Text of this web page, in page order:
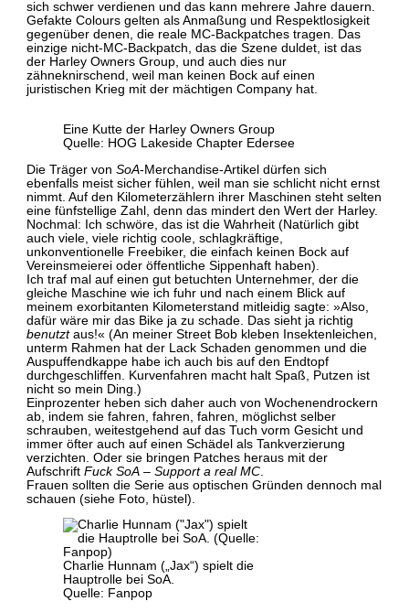
sich schwer verdienen und das kann mehrere Jahre dauern.
Gefakte Colours gelten als Anmaßung und Respektlosigkeit
gegenüber denen, die reale MC-Backpatches tragen. Das
einzige nicht-MC-Backpatch, das die Szene duldet, ist das
der Harley Owners Group, und auch dies nur
zähneknirschend, weil man keinen Bock auf einen
juristischen Krieg mit der mächtigen Company hat.
Eine Kutte der Harley Owners Group
Quelle: HOG Lakeside Chapter Edersee
Die Träger von SoA-Merchandise-Artikel dürfen sich
ebenfalls meist sicher fühlen, weil man sie schlicht nicht ernst
nimmt. Auf den Kilometerzählern ihrer Maschinen steht selten
eine fünfstellige Zahl, denn das mindert den Wert der Harley.
Nochmal: Ich schwöre, das ist die Wahrheit (Natürlich gibt
auch viele, viele richtig coole, schlagkräftige,
unkonventionelle Freebiker, die einfach keinen Bock auf
Vereinsmeierei oder öffentliche Sippenhaft haben).
Ich traf mal auf einen gut betuchten Unternehmer, der die
gleiche Maschine wie ich fuhr und nach einem Blick auf
meinem exorbitanten Kilometerstand mitleidig sagte: »Also,
dafür wäre mir das Bike ja zu schade. Das sieht ja richtig
benutztaus!« (An meiner Street Bob kleben Insektenleichen,
unterm Rahmen hat der Lack Schaden genommen und die
Auspuffendkappe habe ich auch bis auf den Endtopf
durchgeschliffen. Kurvenfahren macht halt Spaß, Putzen ist
nicht so mein Ding.)
Einprozenter heben sich daher auch von Wochenendrockern
ab, indem sie fahren, fahren, fahren, möglichst selber
schrauben, weitestgehend auf das Tuch vorm Gesicht und
immer öfter auch auf einen Schädel als Tankverzierung
verzichten. Oder sie bringen Patches heraus mit der
AufschriftFuck SoA – Support a real MC
Frauen sollten die Serie aus optischen Gründen dennoch mal
schauen (siehe Foto, hüstel).
Charlie Hunnam („Jax“) spielt die
Hauptrolle bei SoA.
Quelle: Fanpop